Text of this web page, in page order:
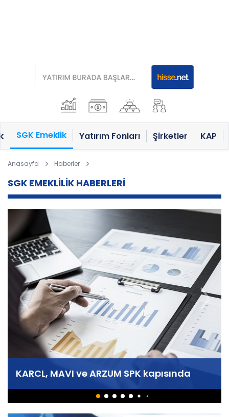
SGK Emeklik Yatırım Fonları Şirketler KAP
Anasayfa Haberler
SGK EMEKLİLİK HABERLERİ
KARCL, MAVI ve ARZUM SPK kapısında